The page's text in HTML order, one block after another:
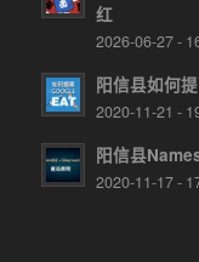
红
2026-06-27 -
阳信县如何
2020-11-21 -
阳信县
2020-11-17 -